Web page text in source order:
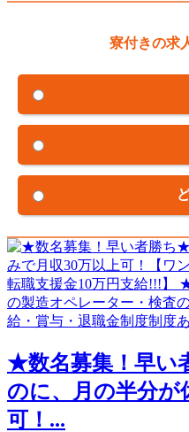
寮付きの求
★数名募集！早い
のに、月の半分が
可！...